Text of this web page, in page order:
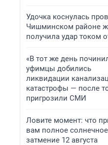
Удочка коснулась
Чишминском районе
получила удар током
«В тот же день
уфимцы добились
ликвидации
катастрофы — после
пригрозили СМИ
Ловите момент: что
вам полное солнечное
затмение 12 августа